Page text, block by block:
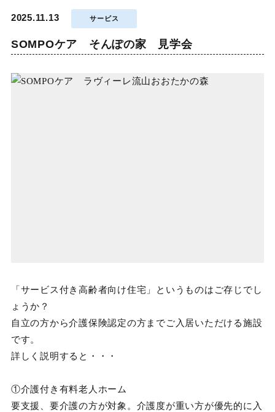
2025.11.13 サービス
SOMPOケア そんぽの家 見学会
「サービス付き高齢者向け住宅」というものはご存じでし
ょうか？
自立の方から介護保険認定の方までご入居いただける施設
です。
詳しく説明すると・・・
①介護付き有料老人ホーム
要支援、要介護の方が対象。介護度が重い方が優先的に入